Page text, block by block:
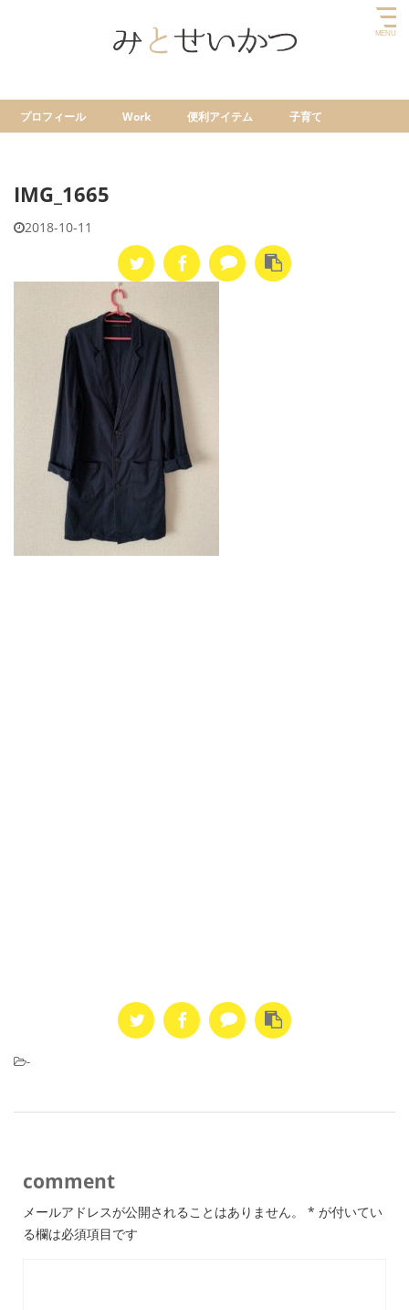
プロフィール Work 便利アイテム 子育て
IMG_1665
2018-10-11
-
comment
メールアドレスが公開されることはありません。 * が付いてい
る欄は必須項目です